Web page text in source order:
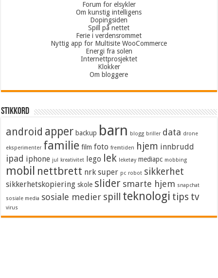
Forum for elsykler
Om kunstig intelligens
Dopingsiden
Spill på nettet
Ferie i verdensrommet
Nyttig app for Multisite WooCommerce
Energi fra solen
Internettprosjektet
Klokker
Om bloggere
Stikkord
android apper backup barn blogg briller data drone
eksperimenter familie film foto fremtiden hjem innbrudd
ipad iphone jul kreativitet lego lek leketøy mediapc mobbing
mobil nettbrett nrk super pc robot sikkerhet
sikkerhetskopiering skole slider smarte hjem snapchat
sosiale media sosiale medier spill teknologi tips tv
virus